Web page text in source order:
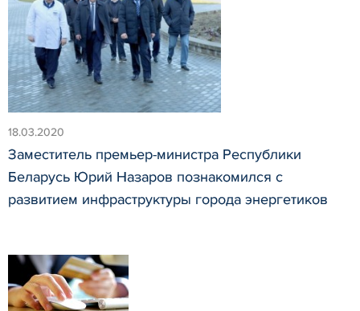
18.03.2020
Заместитель премьер-министра Республики
Беларусь Юрий Назаров познакомился с
развитием инфраструктуры города энергетиков